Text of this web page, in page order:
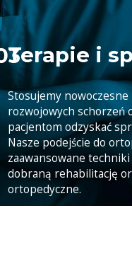
Terapie i
Stosujemy
rozwojowych schorzeń
pacjentom odzyskać
Nasze podejście do
zaawansowane
dobraną rehabilitację
ortopedyczne.